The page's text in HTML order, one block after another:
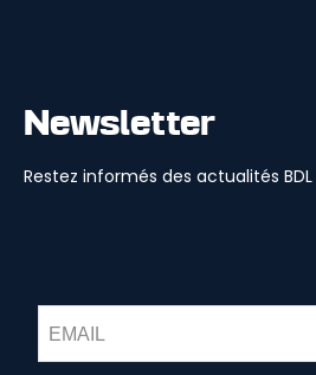
Newsletter
Restez informés des actualités BDL